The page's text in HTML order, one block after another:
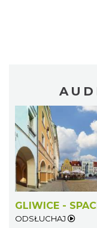
GLIWICE -
ODSŁUCHAJ